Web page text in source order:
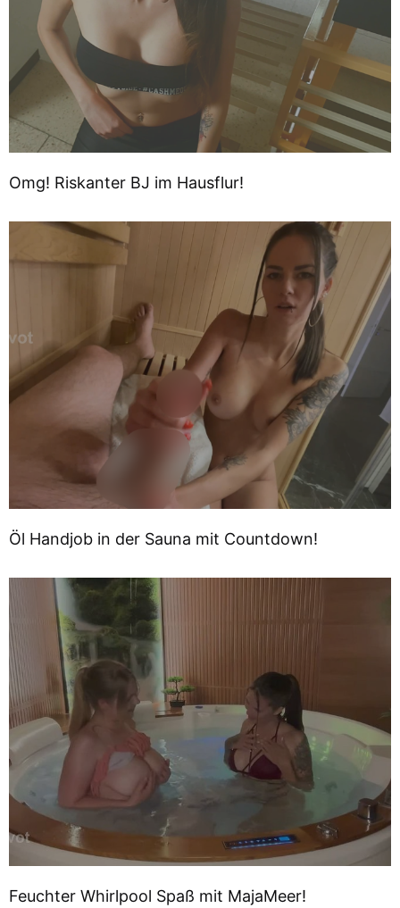
Omg! Riskanter BJ im Hausflur!
Öl Handjob in der Sauna mit Countdown!
Feuchter Whirlpool Spaß mit MajaMeer!